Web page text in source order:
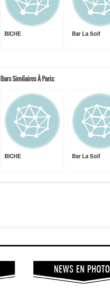
BICHE Bar La Soif
Bars Similaires À Paris:
BICHE Bar La Soif
NEWS EN PHOTO